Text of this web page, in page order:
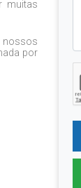
muitas
nossos
por